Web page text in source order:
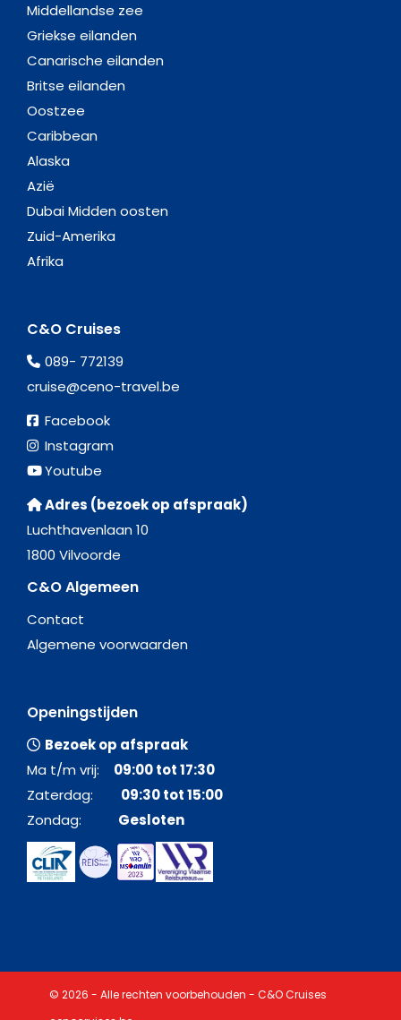
Middellandse zee
Griekse eilanden
Canarische eilanden
Britse eilanden
Oostzee
Caribbean
Alaska
Azië
Dubai Midden oosten
Zuid-Amerika
Afrika
C&O Cruises
089- 772139
cruise@ceno-travel.be
Facebook
Instagram
Youtube
Adres (bezoek op afspraak)
Luchthavenlaan 10
1800 Vilvoorde
C&O Algemeen
Contact
Algemene voorwaarden
Openingstijden
Bezoek op afspraak
Ma t/m vrij: 09:00 tot 17:30
Zaterdag: 09:30 tot 15:00
Zondag: Gesloten
© 2026 - Alle rechten voorbehouden - C&O Cruises